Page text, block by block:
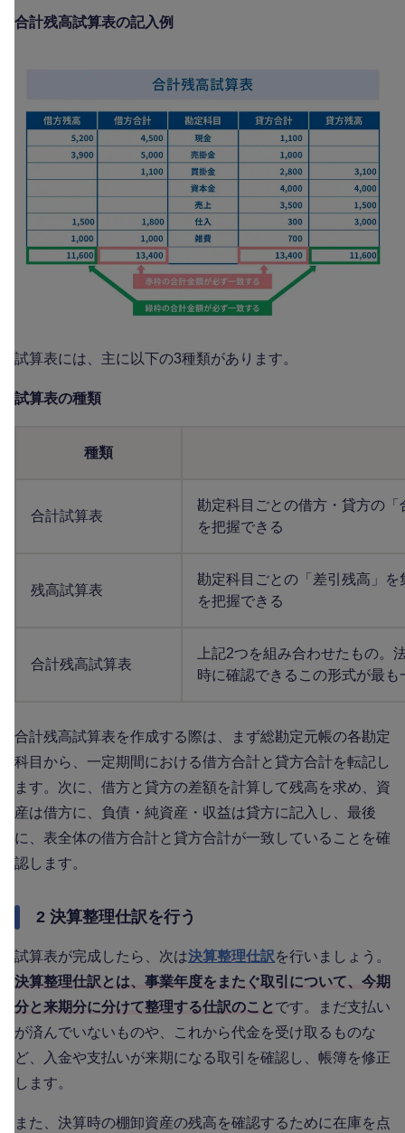
合計残高試算表の記入例
試算表には、主に以下の3種類があります。
試算表の種類
種類
合計試算表
勘定科目ごとの借方・貸方の
を把握できる
残高試算表
勘定科目ごとの「差引残高」
を把握できる
合計残高試算表
上記2つを組み合わせたもの。
時に確認できるこの形式が最
合計残高試算表を作成する際は、まず総勘定元帳の各勘定
科目から、一定期間における借方合計と貸方合計を転記し
ます。次に、借方と貸方の差額を計算して残高を求め、資
産は借方に、負債・純資産・収益は貸方に記入し、最後
に、表全体の借方合計と貸方合計が一致していることを確
認します。
2 決算整理仕訳を行う
試算表が完成したら、次は決算整理仕訳を行いましょう。
決算整理仕訳とは、事業年度をまたぐ取引について、今期
分と来期分に分けて整理する仕訳のこと です。まだ支払い
が済んでいないものや、これから代金を受け取るものな
ど、入金や支払いが来期になる取引を確認し、帳簿を修正
します。
また、決算時の棚卸資産の残高を確認するために在庫を点